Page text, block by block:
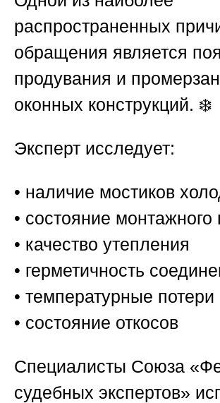
распространенных
обращения является
продувания и
оконных конструкций. ❄️
Эксперт исследует:
• наличие мостиков
• состояние
• качество утепления
• герметичность
• температурные потери
• состояние откосов
Специалисты Союза
судебных экспертов»